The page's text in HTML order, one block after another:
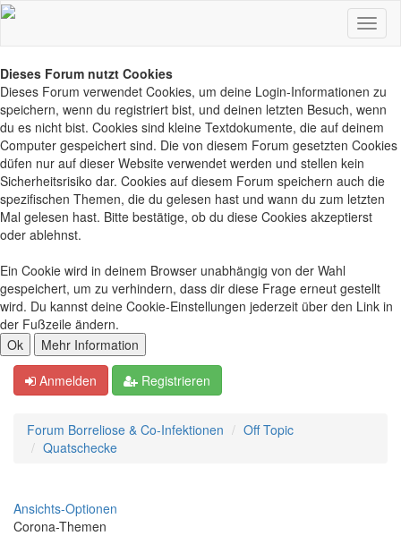
Dieses Forum nutzt Cookies
Dieses Forum verwendet Cookies, um deine Login-Informationen zu
speichern, wenn du registriert bist, und deinen letzten Besuch, wenn
du es nicht bist. Cookies sind kleine Textdokumente, die auf deinem
Computer gespeichert sind. Die von diesem Forum gesetzten Cookies
düfen nur auf dieser Website verwendet werden und stellen kein
Sicherheitsrisiko dar. Cookies auf diesem Forum speichern auch die
spezifischen Themen, die du gelesen hast und wann du zum letzten
Mal gelesen hast. Bitte bestätige, ob du diese Cookies akzeptierst
oder ablehnst.
Ein Cookie wird in deinem Browser unabhängig von der Wahl
gespeichert, um zu verhindern, dass dir diese Frage erneut gestellt
wird. Du kannst deine Cookie-Einstellungen jederzeit über den Link in
der Fußzeile ändern.
Anmelden Registrieren
Forum Borreliose & Co-Infektionen
Off Topic
Quatschecke
Ansichts-Optionen
Corona-Themen